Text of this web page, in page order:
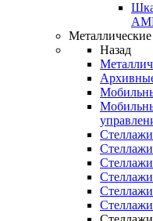
Назад
Стеллажи